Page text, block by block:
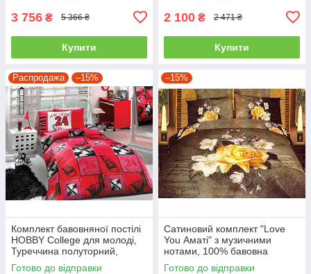
3 756 ₴ 5 366 ₴
Купити
2 100 ₴ 2 471 ₴
Купити
Распродажа –15%
Комплект бавовняної постілі
HOBBY College для молоді,
Туреччина полуторний,
червоний
Готово до відправки
–15%
Сатиновий комплект "Love
You Аматі" з музичними
нотами, 100% бавовна
полуторний
Готово до відправки